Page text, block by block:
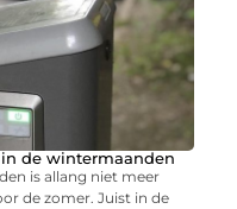
de wintermaanden
is allang niet meer
de zomer. Juist in de